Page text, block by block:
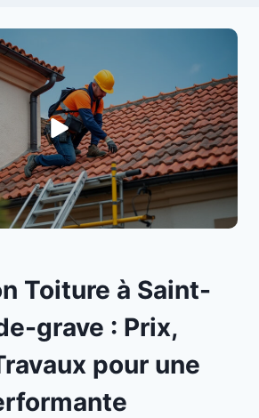
Toiture à Saint-
grave : Prix,
pour une